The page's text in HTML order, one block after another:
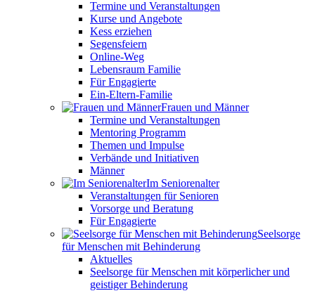
Termine und Veranstaltungen
Kurse und Angebote
Kess erziehen
Segensfeiern
Online-Weg
Lebensraum Familie
Für Engagierte
Ein-Eltern-Familie
Frauen und Männer
Termine und Veranstaltungen
Mentoring Programm
Themen und Impulse
Verbände und Initiativen
Männer
Im Seniorenalter
Veranstaltungen für Senioren
Vorsorge und Beratung
Für Engagierte
Seelsorge
für Menschen mit Behinderung
Aktuelles
Seelsorge für Menschen mit körperlicher und
geistiger Behinderung